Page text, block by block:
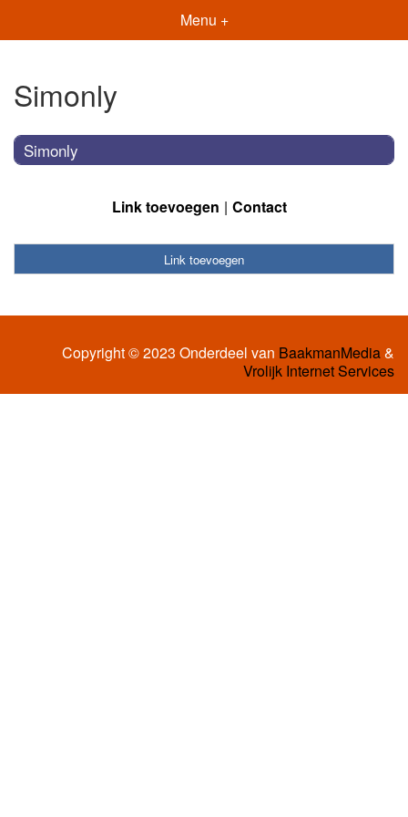
Menu +
Simonly
Simonly
Link toevoegen Contact
Link toevoegen
Copyright © 2023 Onderdeel van BaakmanMedia&
Vrolijk Internet Services